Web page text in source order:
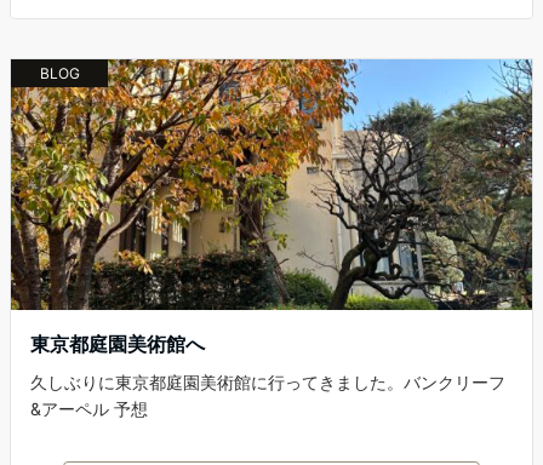
BLOG
東京都庭園美術館へ
久しぶりに東京都庭園美術館に行ってきました。バンクリーフ
&アーペル 予想